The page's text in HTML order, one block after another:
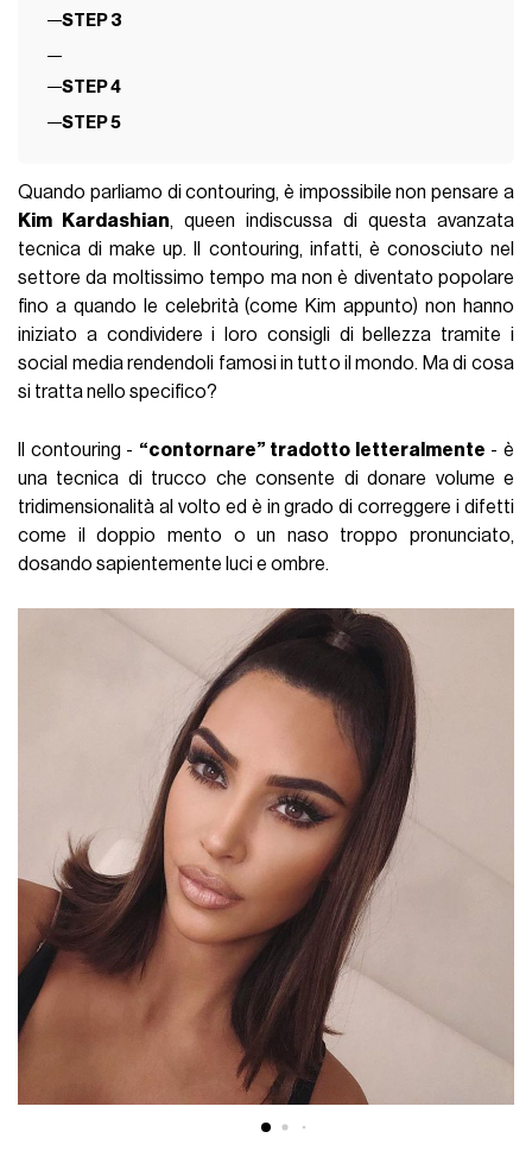
STEP 3
STEP 4
STEP 5
Quando parliamo di contouring, è impossibile non pensare a
Kim Kardashian, queen indiscussa di questa avanzata
tecnica di make up. Il contouring, infatti, è conosciuto nel
settore da moltissimo tempo ma non è diventato popolare
fino a quando le celebrità (come Kim appunto) non hanno
iniziato a condividere i loro consigli di bellezza tramite i
social media rendendoli famosi in tutto il mondo. Ma di cosa
si tratta nello specifico?
Il contouring - “contornare” tradotto letteralmente - è
una tecnica di trucco che consente di donare volume e
tridimensionalità al volto ed è in grado di correggere i difetti
come il doppio mento o un naso troppo pronunciato,
dosando sapientemente luci e ombre.